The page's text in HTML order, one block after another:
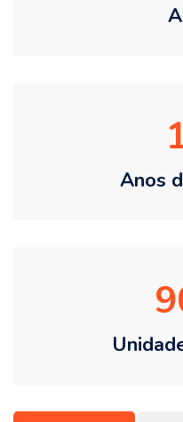
Anos